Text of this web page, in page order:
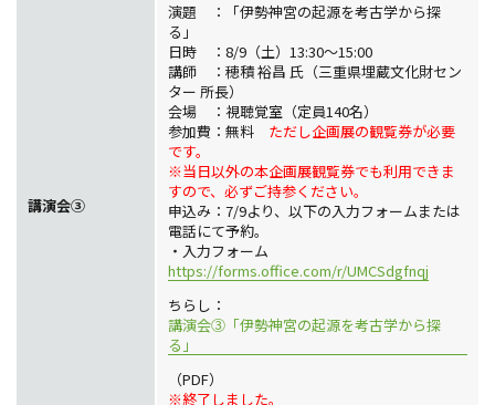
講演会③
演題 ：「伊勢神宮の起源を考古学から探
る」
日時 ：8/9（土）13:30～15:00
講師 ：穂積 裕昌 氏（三重県埋蔵文化財セン
ター 所長）
会場 ：視聴覚室（定員140名）
参加費：無料 ただし企画展の観覧券が必要
です。
※当日以外の本企画展観覧券でも利用できま
すので、必ずご持参ください。
申込み：7/9より、以下の入力フォームまたは
電話にて予約。
・入力フォーム
https://forms.office.com/r/UMCSdgfnqj
ちらし：
講演会③「伊勢神宮の起源を考古学から探
る」
（PDF）
※終了しました。